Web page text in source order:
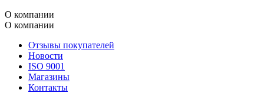
О компании
О компании
Отзывы покупателей
Новости
ISO 9001
Магазины
Контакты